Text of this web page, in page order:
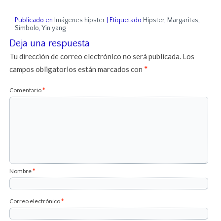
Publicado en Imágenes hipster Etiquetado Hipster, Margaritas,
Símbolo,Yin yang
Deja una respuesta
Tu dirección de correo electrónico no será publicada. Los
campos obligatorios están marcados con*
Comentario*
Nombre*
Correo electrónico*